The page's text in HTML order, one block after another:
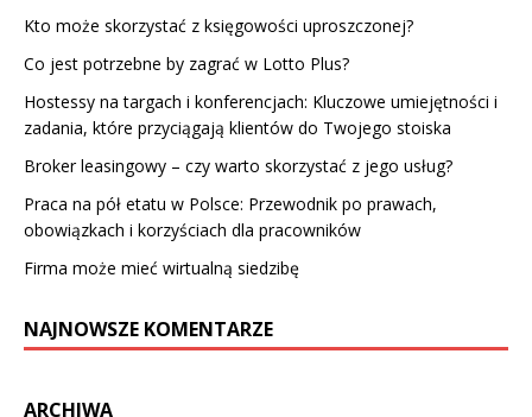
Kto może skorzystać z księgowości uproszczonej?
Co jest potrzebne by zagrać w Lotto Plus?
Hostessy na targach i konferencjach: Kluczowe umiejętności i
zadania, które przyciągają klientów do Twojego stoiska
Broker leasingowy – czy warto skorzystać z jego usług?
Praca na pół etatu w Polsce: Przewodnik po prawach,
obowiązkach i korzyściach dla pracowników
Firma może mieć wirtualną siedzibę
NAJNOWSZE KOMENTARZE
ARCHIWA